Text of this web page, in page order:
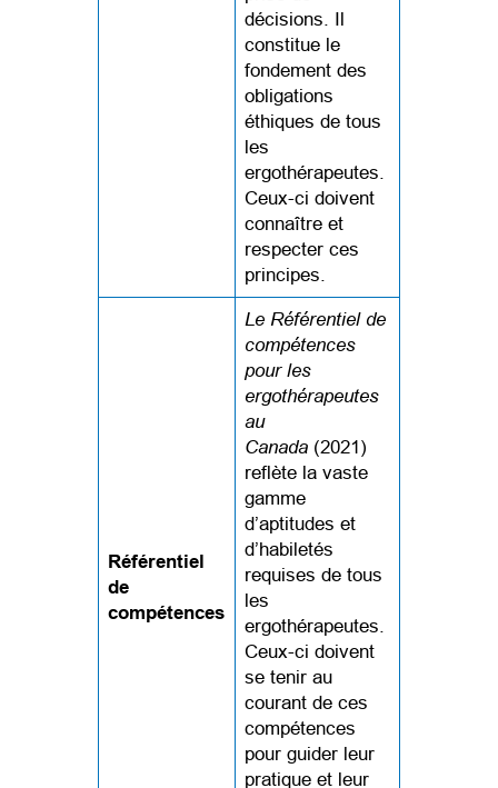
décisions. Il
constitue le
fondement des
obligations
éthiques de tous
les
ergothérapeutes.
Ceux-ci doivent
connaître et
respecter ces
principes.
Référentiel
de
compétences
Le Référentiel de
compétences
pour les
ergothérapeutes
au
Canada (2021)
reflète la vaste
gamme
d’aptitudes et
d’habiletés
requises de tous
les
ergothérapeutes.
Ceux-ci doivent
se tenir au
courant de ces
compétences
pour guider leur
pratique et leur